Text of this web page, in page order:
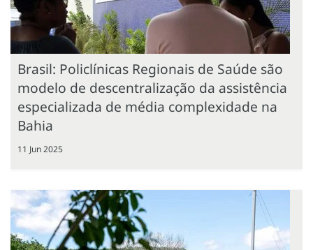
Brasil: Policlínicas Regionais de Saúde são
modelo de descentralização da assistência
especializada de média complexidade na
Bahia
11 Jun 2025